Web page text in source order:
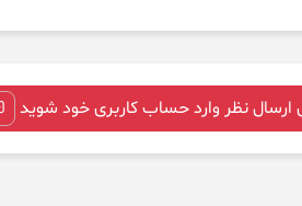
ارسال نظر وارد حساب کاربری خود شوید